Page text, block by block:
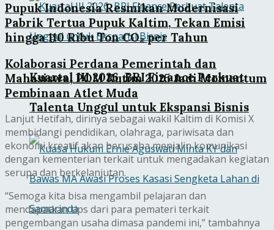
Kuartal III 2026, BRI Finance Perkuat
Talenta Unggul untuk Ekspansi Bisnis
Pupuk Indonesia Resmikan Modernisasi
Pabrik Tertua Pupuk Kaltim, Tekan Emisi
hingga 110 Ribu Ton CO₂ per Tahun
Kolaborasi Perdana Pemerintah dan
Mahasiswa, POM Kutim 2025 Jadi Momentum
Pembinaan Atlet Muda
Lanjut Hetifah, dirinya sebagai wakil Kaltim di Komisi X
membidangi pendidikan, olahraga, pariwisata dan
ekonomi kreatif akan berusaha menjalin komunikasi
dengan kementerian terkait untuk mengadakan kegiatan
serupa dan berkelanjutan.
“Semoga kita bisa mengambil pelajaran dan
mendapatkan tips dari para pemateri terkait
pengembangan usaha dimasa pandemi ini,” tambahnya